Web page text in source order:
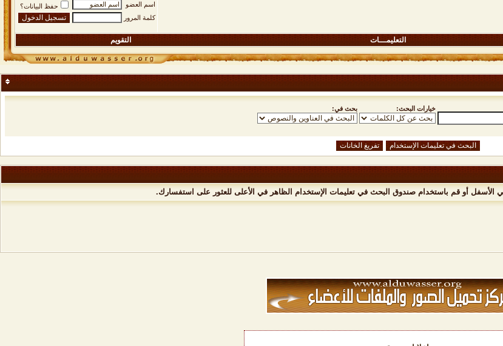
اسم العضو
حفظ البيانات؟
كلمة المرور
التعليمـــات التقويم
خيارات البحث: بحث في:
الأسفل أو قم باستخدام صندوق البحث في تعليمات الإستخدام الظاهر في الأعلى للعثور على استفسارك.